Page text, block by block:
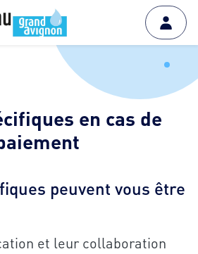
en cas de
peuvent vous être
et leur collaboration